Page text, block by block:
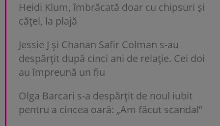
Heidi Klum, îmbrăcată doar cu chipsuri și
cățel, la plajă
Jessie J și Chanan Safir Colman s-au
despărțit după cinci ani de relație. Cei doi
au împreună un fiu
Olga Barcari s-a despărțit de noul iubit
pentru a cincea oară: „Am făcut scandal”